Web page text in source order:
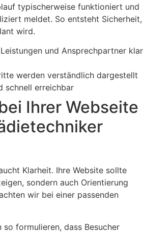
typischerweise funktioniert und
meldet. So entsteht Sicherheit,
wird.
und Ansprechpartner klar
werden verständlich dargestellt
schnell erreichbar
Ihrer Webseite
Klarheit. Ihre Website sollte
sondern auch Orientierung
wir bei einer passenden
so formulieren, dass Besucher